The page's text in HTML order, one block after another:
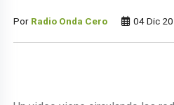
Por Radio Onda Cero 04 Dic